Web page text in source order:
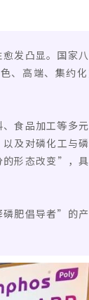
发凸显。国家
、高端、集约
食品加工等多
及对磷化工与
形态改变”，
肥倡导者”的